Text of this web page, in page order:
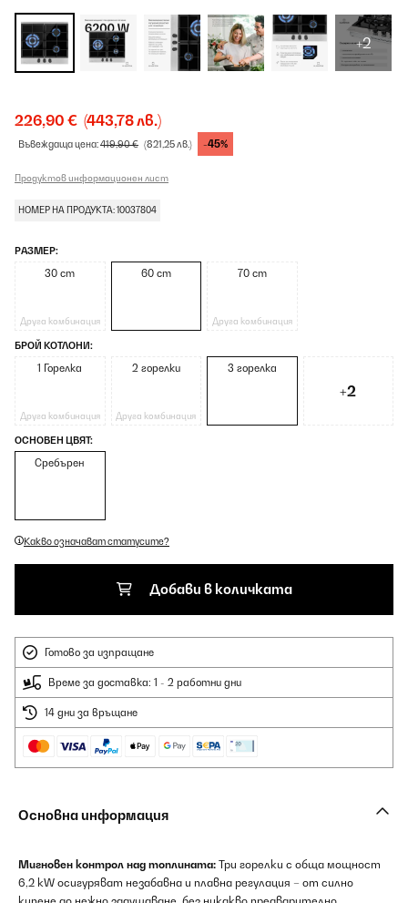
+2
226,90 € (443,78 лв.)
Въвеждаща цена:419,90 € (821,25 лв.) -45%
Продуктов информационен лист
НОМЕР НА ПРОДУКТА: 10037804
РАЗМЕР:
30 cm
Друга комбинация
60 cm 70 cm
Друга комбинация
БРОЙ КОТЛОНИ:
1 Горелка
Друга комбинация
2 горелки
Друга комбинация
3 горелка
+2
ОСНОВЕН ЦВЯТ:
Сребърен
Какво означават статусите?
Добави в количката
Готово за изпращане
Време за доставка: 1 - 2 работни дни
14 дни за връщане
Основна информация
Мигновен контрол над топлината: Три горелки с обща мощност
6,2 kW осигуряват незабавна и плавна регулация – от силно